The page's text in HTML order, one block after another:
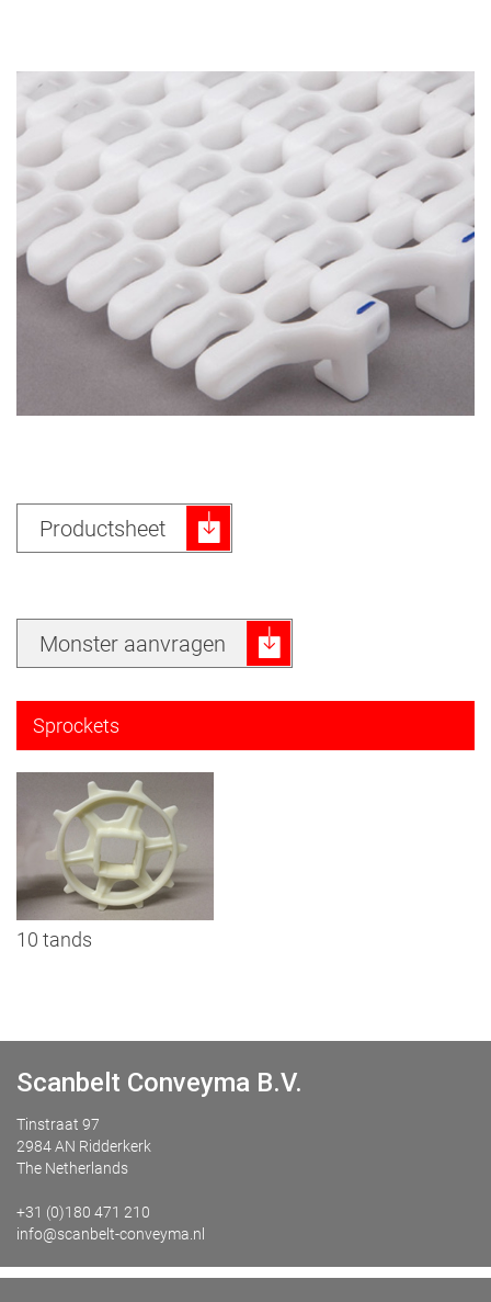
Productsheet
Monster aanvragen
Sprockets
10 tands
Scanbelt Conveyma B.V.
Tinstraat 97
2984 AN Ridderkerk
The Netherlands
+31 (0)180 471 210
info@scanbelt-conveyma.nl